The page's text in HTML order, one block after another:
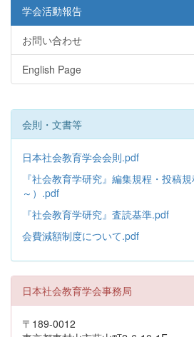
学会活動報告
お問い合わせ
English Page
会則・文書等
日本社会教育学会会則.pdf
『社会教育学研究』編集規程・投稿
～）.pdf
『社会教育学研究』査読基準.pdf
会費減額制度について.pdf
日本社会教育学会事務局
〒189-0012